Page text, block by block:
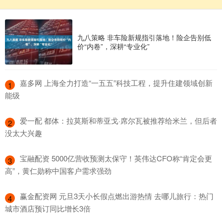
九八策略 非车险新规指引落地！险企告别低
价“内卷”，深耕“专业化”
1
​嘉多网 上海全力打造“一五五”科技工程，提升住建领域创新
能级
2
​爱一配 都体：拉莫斯和蒂亚戈·席尔瓦被推荐给米兰，但后者
没太大兴趣
3
​宝融配资 5000亿营收预测太保守！英伟达CFO称“肯定会更
高”，黄仁勋称中国客户需求强劲
4
​赢金配资网 元旦3天小长假点燃出游热情 去哪儿旅行：热门
城市酒店预订同比增长3倍